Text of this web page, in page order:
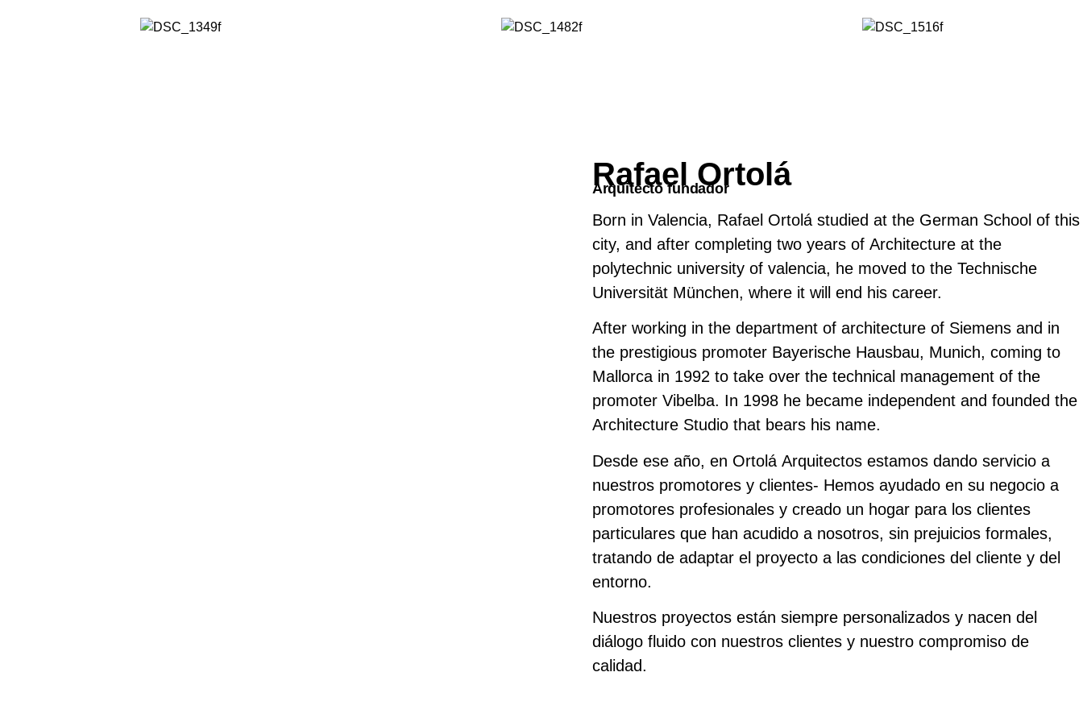
Rafael Ortolá
Arquitecto fundador
Born in Valencia, Rafael Ortolá studied at the German School of this
city, and after completing two years of Architecture at the
polytechnic university of valencia, he moved to the Technische
Universität München, where it will end his career.
After working in the department of architecture of Siemens and in
the prestigious promoter Bayerische Hausbau, Munich, coming to
Mallorca in 1992 to take over the technical management of the
promoter Vibelba. In 1998 he became independent and founded the
Architecture Studio that bears his name.
Desde ese año, en Ortolá Arquitectos estamos dando servicio a
nuestros promotores y clientes- Hemos ayudado en su negocio a
promotores profesionales y creado un hogar para los clientes
particulares que han acudido a nosotros, sin prejuicios formales,
tratando de adaptar el proyecto a las condiciones del cliente y del
entorno.
Nuestros proyectos están siempre personalizados y nacen del
diálogo fluido con nuestros clientes y nuestro compromiso de
calidad.